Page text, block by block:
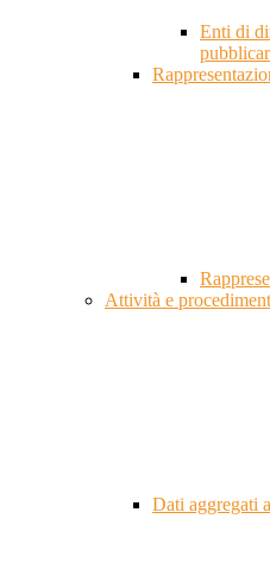
Enti di
Attività e
Dati aggregati